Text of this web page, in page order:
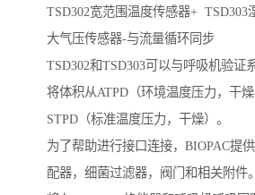
TSD302宽范围温度传感器+ TSD303
大气压传感器-与流量循环同步
TSD302和TSD303可以与呼吸机验证
将体积从ATPD（环境温度压力，干
STPD（标准温度压力，干燥）。
为了帮助进行接口连接，BIOPAC提
配器，细菌过滤器，阀门和相关附件